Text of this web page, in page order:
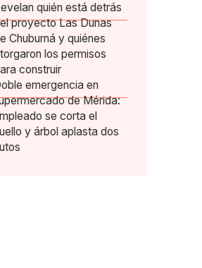
quién está detrás
proyecto Las Dunas
Chuburná y quiénes
los permisos
construir
emergencia en
de Mérida:
se corta el
y árbol aplasta dos